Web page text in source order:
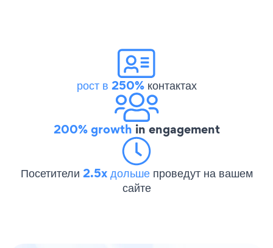
рост в 250%контактах
200% growth in engagement
Посетители 2.5x дольше проведут на вашем
сайте